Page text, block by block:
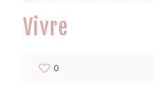
Vivre
0